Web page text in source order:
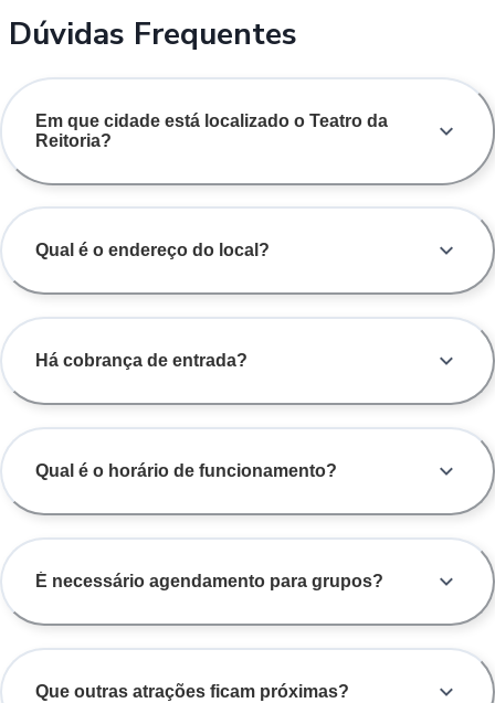
Dúvidas Frequentes
Em que cidade está localizado o Teatro da
Reitoria?
Qual é o endereço do local?
Há cobrança de entrada?
Qual é o horário de funcionamento?
É necessário agendamento para grupos?
Que outras atrações ficam próximas?